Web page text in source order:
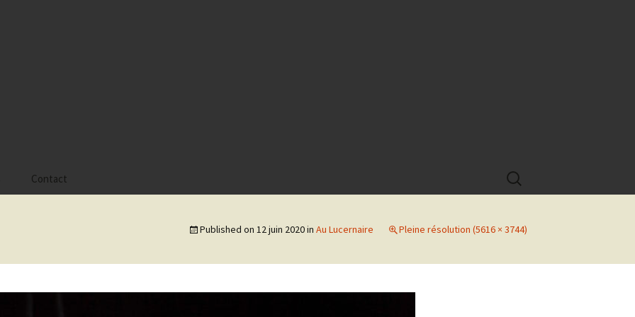
Contact
Rechercher :
Published on 12 juin 2020in Au Lucernaire Pleine résolution (5616 × 3744)